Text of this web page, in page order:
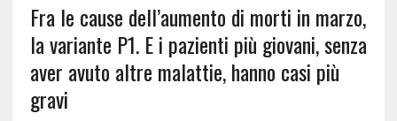
Fra le cause dell’aumento di morti in marzo,
la variante P1. E i pazienti più giovani, senza
aver avuto altre malattie, hanno casi più
gravi